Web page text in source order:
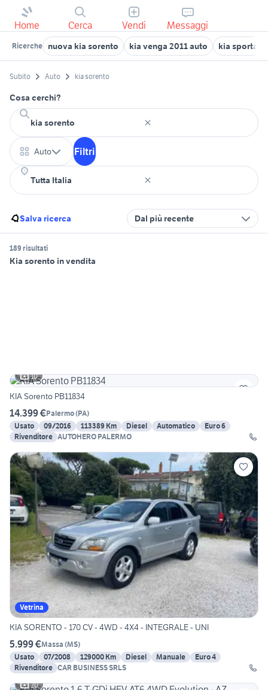
Home Cerca Vendi Messaggi
Ricerche nuova kia sorento kia venga 2011 auto kia
Subito Auto kia sorento
Cosa cerchi?
Auto Filtri
Salva ricerca Dal più recente
189 risultati
Kia sorento in vendita
10
KIA Sorento PB11834
14.399 €Palermo(PA)
Usato
09/2016 113389 Km Diesel Automatico
Euro 6
Rivenditore AUTOHERO PALERMO
Vetrina
KIA SORENTO - 170 CV - 4WD - 4X4 - INTEGRALE - UNI
5.999 €Massa (MS)
Usato
07/2008 129000 Km Diesel Manuale
Euro 4
Rivenditore CAR BUSINESS SRLS
20